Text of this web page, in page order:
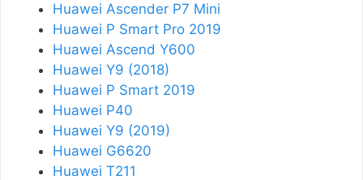
Huawei Ascender P7 Mini
Huawei P Smart Pro 2019
Huawei Ascend Y600
Huawei Y9 (2018)
Huawei P Smart 2019
Huawei P40
Huawei Y9 (2019)
Huawei G6620
Huawei T211